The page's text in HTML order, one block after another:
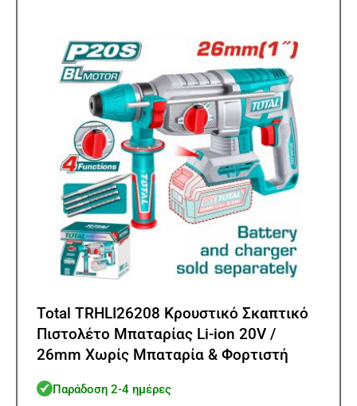
Total TRHLI26208 Κρουστικό Σκαπτικό
Πιστολέτο Μπαταρίας Li-ion 20V /
26mm Χωρίς Μπαταρία & Φορτιστή
Παράδοση 2-4 ημέρες